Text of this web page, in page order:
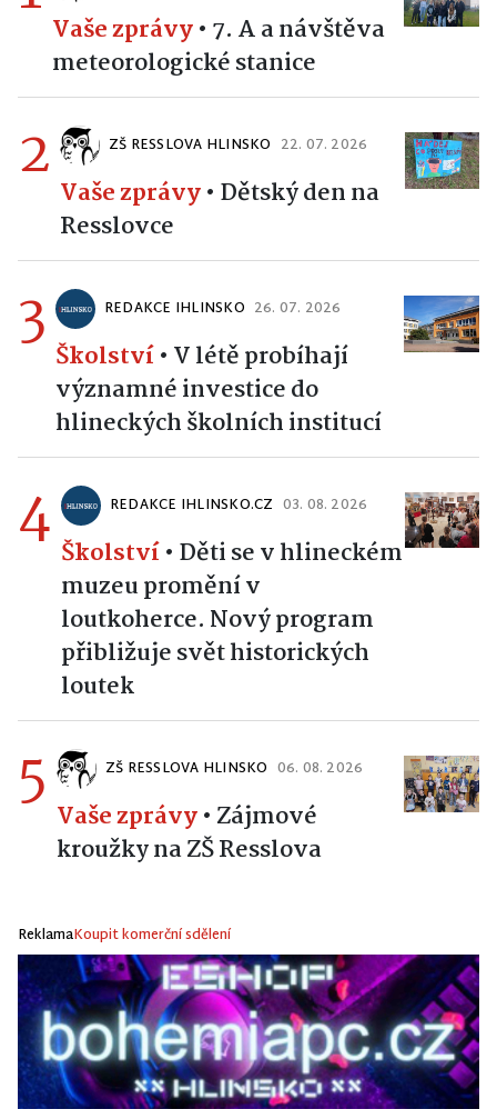
Vaše zprávy• 7. A a návštěva
meteorologické stanice
2 ZŠ RESSLOVA HLINSKO 22. 07. 2026
Vaše zprávy• Dětský den na
Resslovce
3 REDAKCE IHLINSKO 26. 07. 2026
Školství• V létě probíhají
významné investice do
hlineckých školních institucí
4 REDAKCE IHLINSKO.CZ 03. 08. 2026
Školství• Děti se v hlineckém
muzeu promění v
loutkoherce. Nový program
přibližuje svět historických
loutek
5 ZŠ RESSLOVA HLINSKO 06. 08. 2026
Vaše zprávy• Zájmové
kroužky na ZŠ Resslova
ReklamaKoupit komerční sdělení